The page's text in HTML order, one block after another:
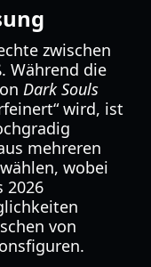
zwischen
Während die
Dark Souls
wird, ist
mehreren
wobei
2026
von